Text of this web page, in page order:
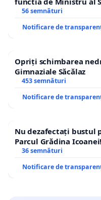
56 semnături
Notificare de
Opriți schimbarea
Gimnaziale Săcălaz
453 semnături
Notificare de
Nu dezafectați bustul
Parcul Grădina
36 semnături
Notificare de